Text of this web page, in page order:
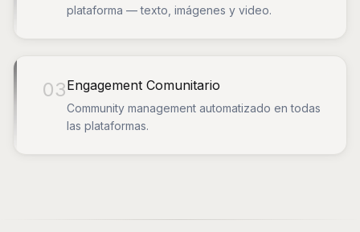
plataforma — texto, imágenes y video.
03Engagement Comunitario
Community management automatizado en todas
las plataformas.